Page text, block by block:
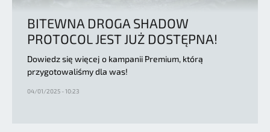
BITEWNA DROGA SHADOW
PROTOCOL JEST JUŻ DOSTĘPNA!
Dowiedz się więcej o kampanii Premium, którą
przygotowaliśmy dla was!
04/01/2025 - 10:23